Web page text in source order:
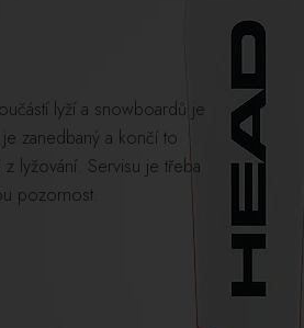
lyží a snowboardů je
zanedbaný a končí to
z lyžování. Servisu je třeba
pozornost.